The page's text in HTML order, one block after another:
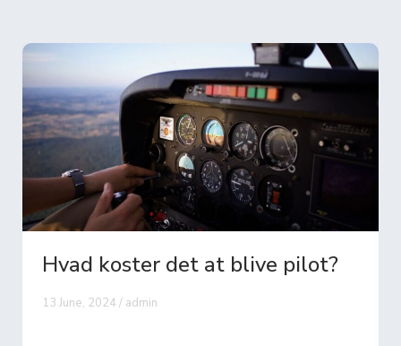
Hvad koster det at blive pilot?
13 June, 2024 / admin